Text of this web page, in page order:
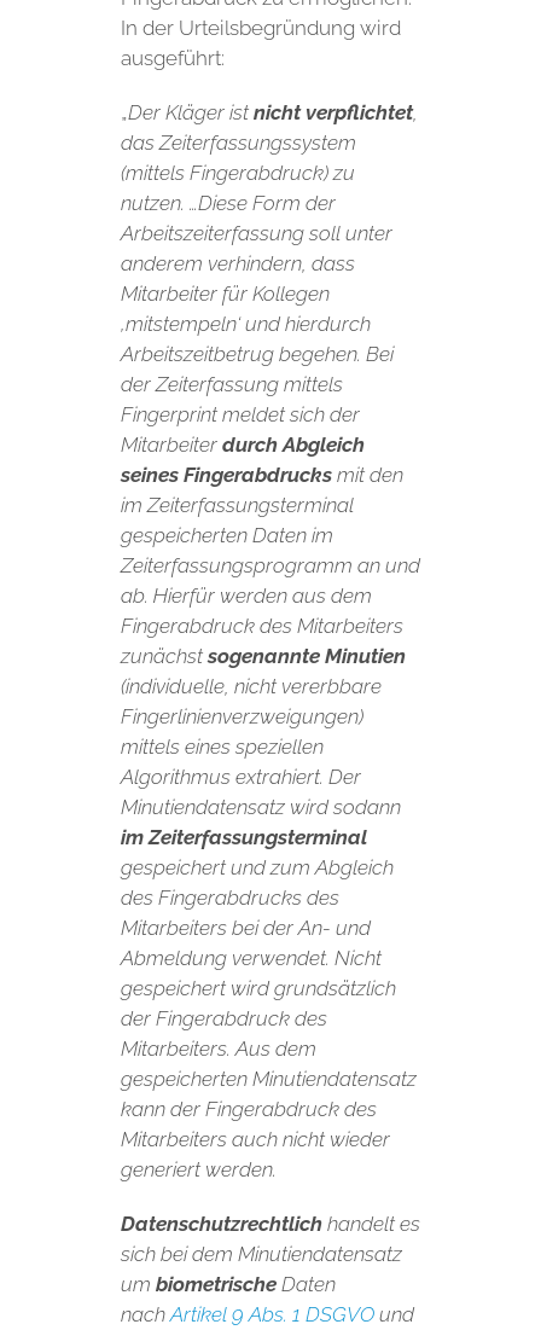
In der Urteilsbegründung wird
ausgeführt:
„Der Kläger ist nicht verpflichtet,
das Zeiterfassungssystem
(mittels Fingerabdruck) zu
nutzen. …Diese Form der
Arbeitszeiterfassung soll unter
anderem verhindern, dass
Mitarbeiter für Kollegen
‚mitstempeln‘ und hierdurch
Arbeitszeitbetrug begehen. Bei
der Zeiterfassung mittels
Fingerprint meldet sich der
Mitarbeiter durch Abgleich
seines Fingerabdrucksmit den
im Zeiterfassungsterminal
gespeicherten Daten im
Zeiterfassungsprogramm an und
ab. Hierfür werden aus dem
Fingerabdruck des Mitarbeiters
zunächstsogenannte Minutien
(individuelle, nicht vererbbare
Fingerlinienverzweigungen)
mittels eines speziellen
Algorithmus extrahiert. Der
Minutiendatensatz wird sodann
im Zeiterfassungsterminal
gespeichert und zum Abgleich
des Fingerabdrucks des
Mitarbeiters bei der An- und
Abmeldung verwendet. Nicht
gespeichert wird grundsätzlich
der Fingerabdruck des
Mitarbeiters. Aus dem
gespeicherten Minutiendatensatz
kann der Fingerabdruck des
Mitarbeiters auch nicht wieder
generiert werden.
Datenschutzrechtlichhandelt es
sich bei dem Minutiendatensatz
um biometrischeDaten
nach Artikel 9 Abs. 1 DSGVOund